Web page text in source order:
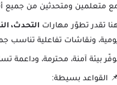
متعلمين ومتحدثين من جميع
تقدر تطوّر مهارات التحدث،
ونقاشات تفاعلية تناسب
بيئة آمنة، محترمة،
القواعد بسيطة: